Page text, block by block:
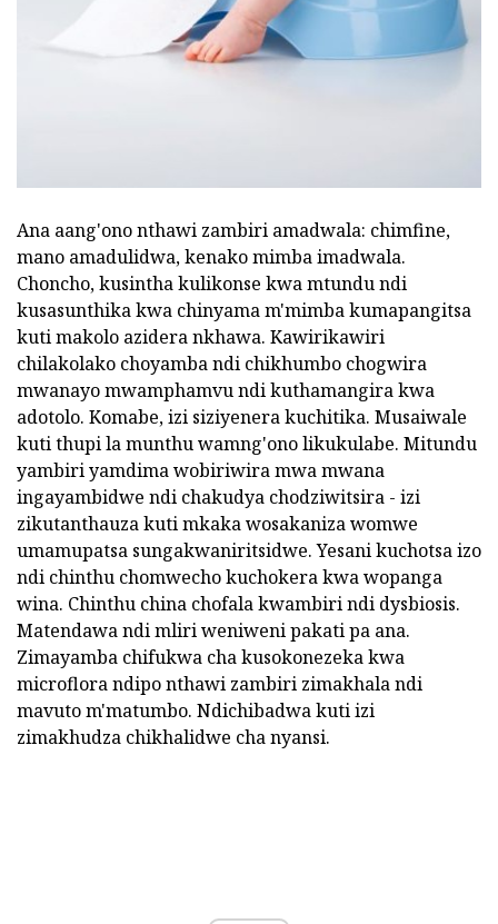
Ana aang'ono nthawi zambiri amadwala: chimfine,
mano amadulidwa, kenako mimba imadwala.
Choncho, kusintha kulikonse kwa mtundu ndi
kusasunthika kwa chinyama m'mimba kumapangitsa
kuti makolo azidera nkhawa. Kawirikawiri
chilakolako choyamba ndi chikhumbo chogwira
mwanayo mwamphamvu ndi kuthamangira kwa
adotolo. Komabe, izi siziyenera kuchitika. Musaiwale
kuti thupi la munthu wamng'ono likukulabe. Mitundu
yambiri yamdima wobiriwira mwa mwana
ingayambidwe ndi chakudya chodziwitsira - izi
zikutanthauza kuti mkaka wosakaniza womwe
umamupatsa sungakwaniritsidwe. Yesani kuchotsa izo
ndi chinthu chomwecho kuchokera kwa wopanga
wina. Chinthu china chofala kwambiri ndi dysbiosis.
Matendawa ndi mliri weniweni pakati pa ana.
Zimayamba chifukwa cha kusokonezeka kwa
microflora ndipo nthawi zambiri zimakhala ndi
mavuto m'matumbo. Ndichibadwa kuti izi
zimakhudza chikhalidwe cha nyansi.